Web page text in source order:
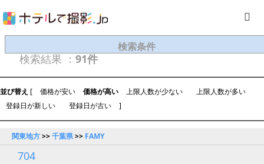
検索条件
検索結果 ： 91件
並び替え [ 価格が安い 価格が高い 上限人数が少ない
上限人数が多い
登録日が新しい
登録日が古い ]
関東地方>>千葉県>> FAMY
704